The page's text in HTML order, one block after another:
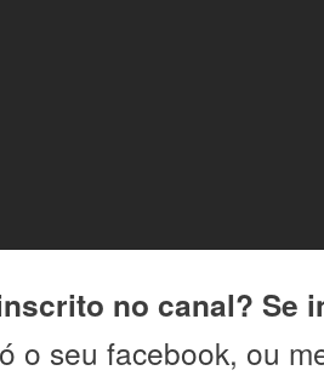
no canal? Se
o seu facebook, ou